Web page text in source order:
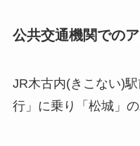
公共交通機関での
JR木古内(きこない)
行」に乗り「松城」